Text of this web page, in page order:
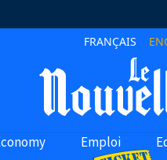
FRANÇAIS
Emploi